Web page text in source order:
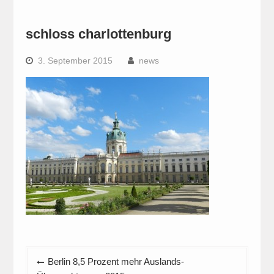
schloss charlottenburg
3. September 2015 news
Beitragsnavigation
Berlin 8,5 Prozent mehr Auslands-